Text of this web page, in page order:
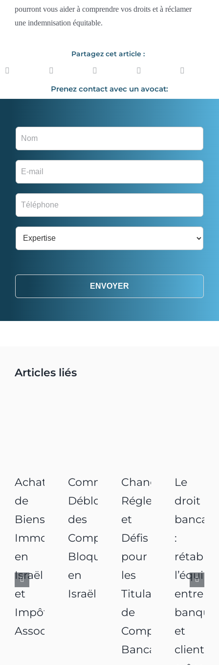
pourront vous aider à comprendre vos droits et à réclamer
une indemnisation équitable.
Partagez cet article :
Prenez contact avec un avocat:
ENVOYER
Articles liés
Achats
de
Biens
Immobiliers
en
Israël
et
Impôts
Associés
Comment
Débloquer
des
Comptes
Bloqués
en
Israël
Changements
Réglementaires
et
Défis
pour
les
Titulaires
de
Comptes
Bancaires
Le
droit
:
rétablir
entre
et
clients